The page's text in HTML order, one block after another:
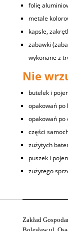
folię
metale
kapsle,
zabawki
wykonane z
Nie
butelek i
opakowań po
opakowań po
części
zużytych
puszek i
zużytego
Zakład